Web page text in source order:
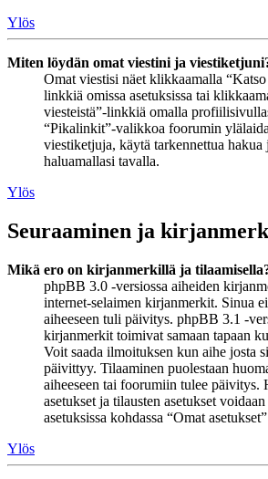
Ylös
Miten löydän omat viestini ja
Omat viestisi näet klikkaamalla
linkkiä omissa asetuksissa tai
viesteistä”-linkkiä omalla
“Pikalinkit”-valikkoa foorumin
viestiketjuja, käytä tarkennettua hakua
haluamallasi tavalla.
Ylös
Seuraaminen ja
Mikä ero on kirjanmerkillä ja
phpBB 3.0 -versiossa aiheiden
internet-selaimen kirjanmerkit. Sinua
aiheeseen tuli päivitys. phpBB 3.1 -
kirjanmerkit toimivat samaan tapaan
Voit saada ilmoituksen kun aihe josta
päivittyy. Tilaaminen puolestaan
aiheeseen tai foorumiin tulee päivitys.
asetukset ja tilausten asetukset
asetuksissa kohdassa “Omat
Ylös